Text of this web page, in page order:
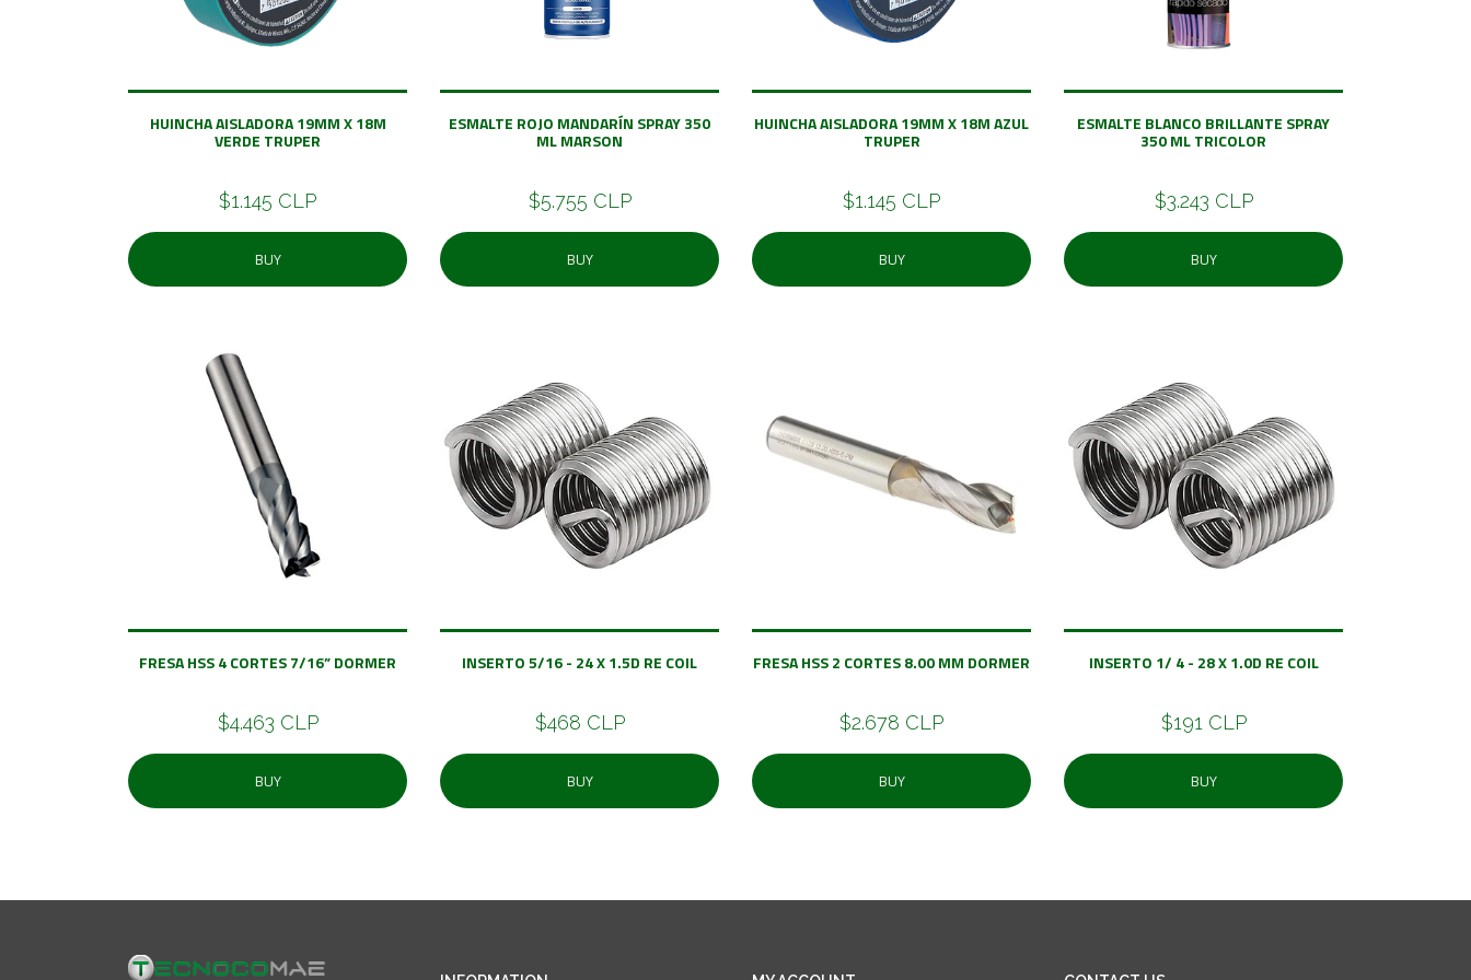
HUINCHA AISLADORA 19MM X 18M
VERDE TRUPER
$1.145 CLP
BUY
ESMALTE ROJO MANDARÍN SPRAY 350
ML MARSON
$5.755 CLP
BUY
HUINCHA AISLADORA 19MM X 18M AZUL
TRUPER
$1.145 CLP
BUY
ESMALTE BLANCO BRILLANTE SPRAY
350 ML TRICOLOR
$3.243 CLP
BUY
FRESA HSS 4 CORTES 7/16” DORMER
$4.463 CLP
BUY
INSERTO 5/16 - 24 X 1.5D RE COIL
$468 CLP
BUY
FRESA HSS 2 CORTES 8.00 MM DORMER
$2.678 CLP
BUY
INSERTO 1/ 4 - 28 X 1.0D RE COIL
$191 CLP
BUY